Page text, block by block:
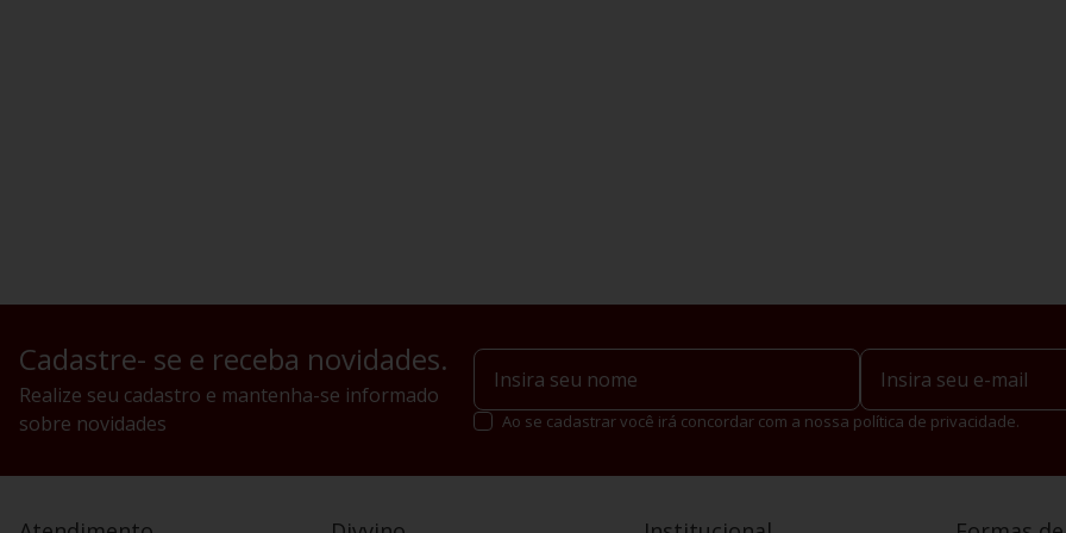
Cadastre- se e receba novidades.
Realize seu cadastro e mantenha-se informado
sobre novidades
Ao se cadastrar você irá concordar com a nossa política de privacidade.